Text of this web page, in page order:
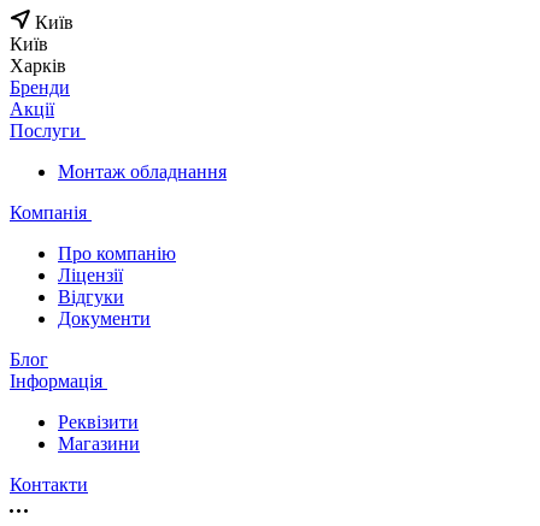
Київ
Київ
Харків
Бренди
Акції
Послуги
Монтаж обладнання
Компанія
Про компанію
Ліцензії
Відгуки
Документи
Блог
Інформація
Реквізити
Магазини
Контакти